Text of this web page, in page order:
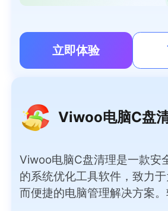
立即体验
Viwoo电脑C盘
Viwoo电脑C盘清理是一款安
的系统优化工具软件，致力
而便捷的电脑管理解决方案